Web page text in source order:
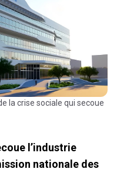
l’industrie
nationale des